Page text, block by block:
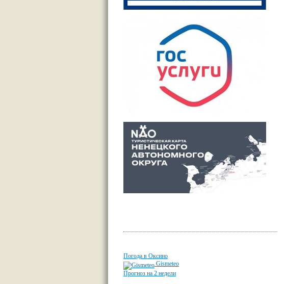
Погода в Оксино
Gismeteo
Прогноз на 2 недели